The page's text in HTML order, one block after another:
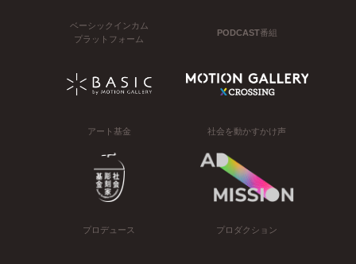
ベーシックインカム
プラットフォーム
PODCAST番組
アート基金 社会を動かすかけ声
プロデュース プロダクション